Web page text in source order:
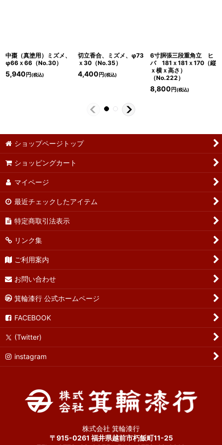
中棗（真塗用）ミズメ、
φ66ｘ66（No.30）
5,940 円(税込)
切立香合、ミズメ、φ73
ｘ30（No.35）
4,400 円(税込)
6寸胴張三段重角立 ヒ
バ 181ｘ181ｘ170（縦
ｘ横ｘ高さ）
（No.222）
8,800 円(税込)
ショップページトップ
ショッピングカート
マイページ
最近チェックしたアイテム
特定商取引法表示
リンク集
ご利用案内
お問い合わせ
箕輪漆行 公式ホームページ
FACEBOOK
(Twitter)
instagram
株式会社 箕輪漆行
〒915-0261 福井県越前市朽飯町11-25